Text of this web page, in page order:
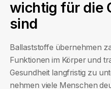
wichtig für die
sind
Ballaststoffe übernehmen
Funktionen im Körper und
Gesundheit langfristig zu
nehmen viele Menschen